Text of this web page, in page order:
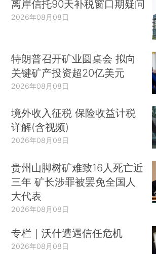
离岸信托90天补税窗口期疑问
2026年08月08日
特朗普召开矿业圆桌会 拟向
关键矿产投资超20亿美元
2026年08月08日
境外收入征税 保险收益计税
详解(含视频)
2026年08月08日
贵州山脚树矿难致16人死亡近
三年 矿长涉罪被罢免全国人
大代表
2026年08月08日
专栏｜沃什遭遇信任危机
2026年08月08日